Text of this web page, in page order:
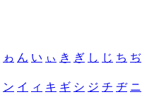
ゎ ん い ぃ き ぎ し じ ち ぢ
ン イ ィ キ ギ シ ジ チ ヂ ニ